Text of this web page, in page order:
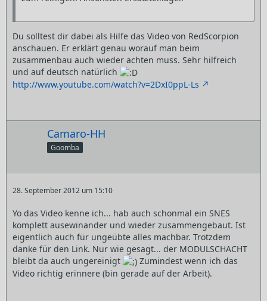
Du solltest dir dabei als Hilfe das Video von RedScorpion
anschauen. Er erklärt genau worauf man beim
zusammenbau auch wieder achten muss. Sehr hilfreich
und auf deutsch natürlich
http://www.youtube.com/watch?v=2DxI0ppL-Ls
Camaro-HH
Goomba
28. September 2012 um 15:10
Yo das Video kenne ich... hab auch schonmal ein SNES
komplett ausewinander und wieder zusammengebaut. Ist
eigentlich auch für ungeübte alles machbar. Trotzdem
danke für den Link. Nur wie gesagt... der MODULSCHACHT
bleibt da auch ungereinigt
Zumindest wenn ich das
Video richtig erinnere (bin gerade auf der Arbeit).